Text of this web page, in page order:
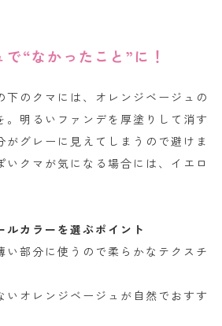
“なかったこと”に！
下のクマには、オレンジベージュの
。明るいファンデを厚塗りして消す
がグレーに見えてしまうので避けま
いクマが気になる場合には、イエロ
ルカラーを選ぶポイント
い部分に使うので柔らかなテクスチ
いオレンジベージュが自然でおすす